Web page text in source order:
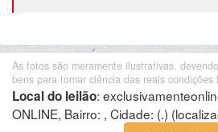
As fotos são meramente ilustrativas,
bens para tomar ciência das reais condições
Local do leilão:
ONLINE, Bairro: , Cidade: (.)